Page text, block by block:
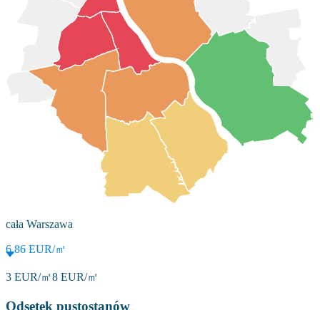
cała Warszawa
6,86 EUR/㎡
3 EUR/㎡8 EUR/㎡
Odsetek pustostanów